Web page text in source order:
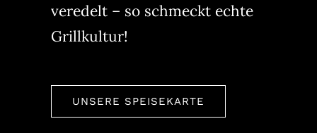
veredelt – so schmeckt echte
Grillkultur!
UNSERE SPEISEKARTE